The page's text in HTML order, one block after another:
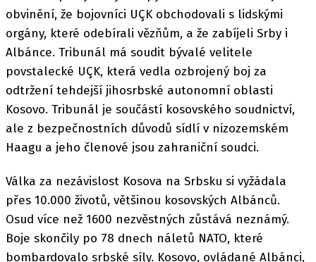
obvinění, že bojovníci UÇK obchodovali s lidskými
orgány, které odebírali vězňům, a že zabíjeli Srby i
Albánce. Tribunál má soudit bývalé velitele
povstalecké UÇK, která vedla ozbrojený boj za
odtržení tehdejší jihosrbské autonomní oblasti
Kosovo. Tribunál je součástí kosovského soudnictví,
ale z bezpečnostních důvodů sídlí v nizozemském
Haagu a jeho členové jsou zahraniční soudci.
Válka za nezávislost Kosova na Srbsku si vyžádala
přes 10.000 životů, většinou kosovských Albánců.
Osud více než 1600 nezvěstných zůstává neznámý.
Boje skončily po 78 dnech náletů NATO, které
bombardovalo srbské síly. Kosovo, ovládané Albánci,